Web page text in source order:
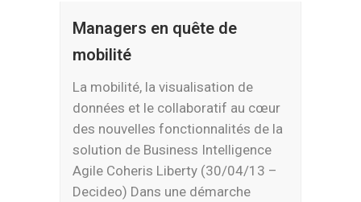
Managers en quête de
mobilité
La mobilité, la visualisation de
données et le collaboratif au cœur
des nouvelles fonctionnalités de la
solution de Business Intelligence
Agile Coheris Liberty (30/04/13 –
Decideo) Dans une démarche